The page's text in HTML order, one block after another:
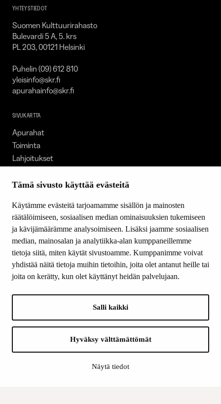
Tämä sivusto käyttää evästeitä
Käytämme evästeitä tarjoamamme sisällön ja mainosten
räätälöimiseen, sosiaalisen median ominaisuuksien tukemiseen
ja kävijämäärämme analysoimiseen. Lisäksi jaamme sosiaalisen
median, mainosalan ja analytiikka-alan kumppaneillemme
tietoja siitä, miten käytät sivustoamme. Kumppanimme voivat
yhdistää näitä tietoja muihin tietoihin, joita olet antanut heille tai
joita on kerätty, kun olet käyttänyt heidän palvelujaan.
Salli kaikki
Hyväksy välttämättömät
Näytä tiedot
YHTEYSTIEDOT
Suomen Kulttuurirahasto
Bulevardi 5 A, 5. krs
PL 203, 00121 Helsinki
Puhelin (09) 612 810
yleisinfo@skr.fi
apurahainfo@skr.fi
SIVUKARTTA
Apurahat
Toiminta
Lahjoitukset
Ajankohtaista
Yhteystiedot
SEURAA MEITÄ
Facebook
Instagram
LinkedIn
Suomen Kulttuurirahasto: